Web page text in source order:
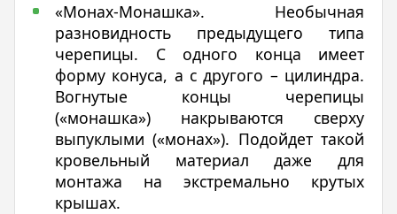
«Монах-Монашка». Необычная
разновидность предыдущего типа
черепицы. С одного конца имеет
форму конуса, а с другого – цилиндра.
Вогнутые концы черепицы
(«монашка») накрываются сверху
выпуклыми («монах»). Подойдет такой
кровельный материал даже для
монтажа на экстремально крутых
крышах.